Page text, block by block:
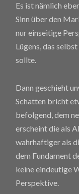
Es ist nämlich
Sinn über den
nur einseitige
Lügens, das
sollte.
Dann geschieht
Schatten bricht
befolgend, dem
erscheint die als
wahrhaftiger als
dem Fundament
keine eindeutige
Perspektive.